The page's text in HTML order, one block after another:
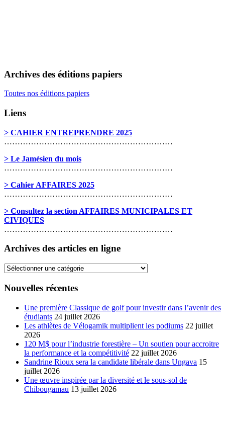
Archives des éditions papiers
Toutes nos éditions papiers
Liens
> CAHIER ENTREPRENDRE 2025
………………………………………………………
> Le Jamésien du mois
………………………………………………………
> Cahier AFFAIRES 2025
………………………………………………………
> Consultez la section AFFAIRES MUNICIPALES ET
CIVIQUES
………………………………………………………
Archives des articles en ligne
Archives
articles
Nouvelles récentes
Une première Classique de golf pour investir dans l’avenir des
étudiants 24 juillet 2026
Les athlètes de Vélogamik multiplient les podiums 22 juillet
2026
120 M$ pour l’industrie forestière – Un soutien pour accroitre
la performance et la compétitivité 22 juillet 2026
Sandrine Rioux sera la candidate libérale dans Ungava 15
juillet 2026
Une œuvre inspirée par la diversité et le sous-sol de
Chibougamau 13 juillet 2026